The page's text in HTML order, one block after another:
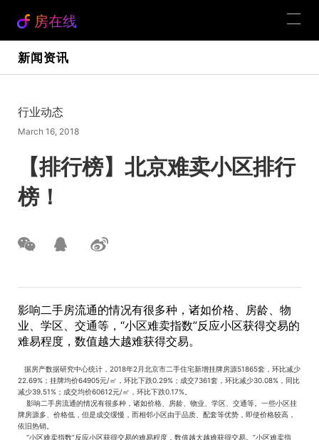
房在线
新闻资讯
行业动态
March 16, 2018
【排行榜】北京难卖小区排行
榜！
影响二手房流通的情况有很多种，诸如价格、房龄、物
业、学区、交通等，“小区难卖指数”反应小区获得交易的
难易程度，数值越大越难获得交易。
据房产数据研究中心统计，2018年2月北京市二手住宅新增挂牌房源51865套，环比减少
22.69%；挂牌均价64905元/㎡，环比下跌0.29%；成交7361套，环比减少30.08%，同比
减少39.51%；成交均价60612元/㎡，环比下跌0.17%。
影响二手房流通的情况有很多种，诸如价格、房龄、物业、学区、交通等。一些小区挂
牌房源多、价格低，但是成交缓慢，而相邻小区由于品质、配套等优势，即使价格较高，
依旧热销。
“小区难卖指数”反应小区获得交易的难易程度，数值越大越难获得交易。“小区难卖指